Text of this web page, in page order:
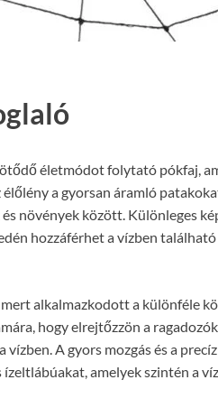
életmódot folytató pókfaj,
a gyorsan áramló
növények között. Különleges
hozzáférhet a vízben található
mert alkalmazkodott a különféle
hogy elrejtőzzön a
A gyors mozgás és a
amelyek szintén a víz